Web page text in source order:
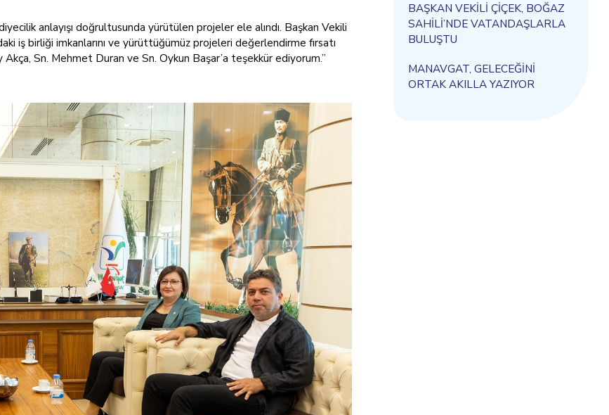
anlayışı doğrultusunda yürütülen projeler ele alındı. Başkan Vekili
iş birliği imkanlarını ve yürüttüğümüz projeleri değerlendirme fırsatı
Sn. Mehmet Duran ve Sn. Oykun Başar’a teşekkür ediyorum.”
BAŞKAN VEKİLİ ÇİÇEK, BOĞAZ
SAHİLİ’NDE VATANDAŞLARLA
BULUŞTU
MANAVGAT, GELECEĞİNİ
ORTAK AKILLA YAZIYOR